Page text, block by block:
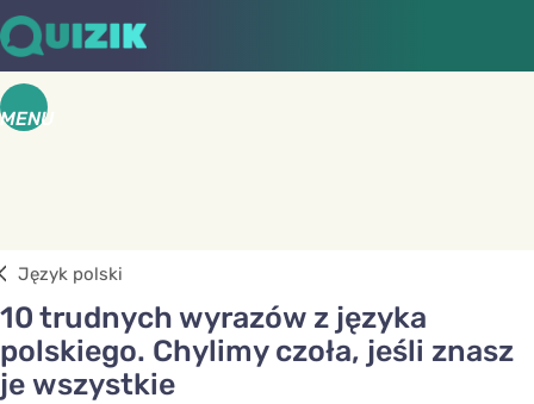
MENU
Język polski
10 trudnych wyrazów z języka
polskiego. Chylimy czoła, jeśli znasz
je wszystkie